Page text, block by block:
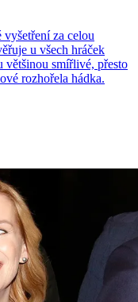
za celou
u všech hráček
většinou smířlivé, přesto
rozhořela hádka.